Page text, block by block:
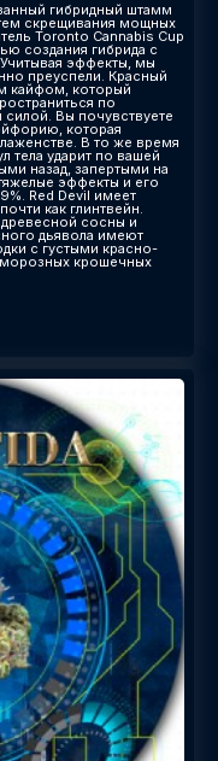
гибридный штамм
скрещивания мощных
Toronto Cannabis Cup
создания гибрида с
Учитывая эффекты, мы
преуспели. Красный
кайфом, который
по
силой. Вы почувствуете
которая
В то же время
тела ударит по вашей
назад, запертыми на
эффекты и его
Red Devil имеет
как глинтвейн.
сосны и
дьявола имеют
с густыми красно-
крошечных